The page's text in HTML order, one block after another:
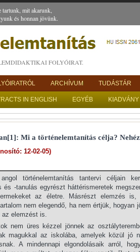
mit akarunk,
és honnan jövünk.
FOLYÓIRAT.
ARCHÍVUM TUDÁSTÁR
IN ENGLISH EGYÉB
Mi a történelemtanítás célja?
12-02-05)
történelemtanítás tantervi céljain
és -tanulás egyrészt háttérismeretek
az életre. Másrészt elemzés is,
nem elegendő, ha nem értjük, hogyan
elemzést is.
nem üres kézzel jönnek az
magukkal az iskolába, amelyek közül jó
A mindennapi elgondolásaik arról,